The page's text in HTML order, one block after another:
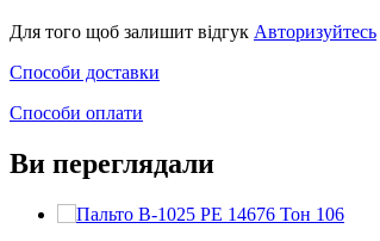
Для того щоб залишит відгук Авторизуйтесь
Способи доставки
Способи оплати
Ви переглядали